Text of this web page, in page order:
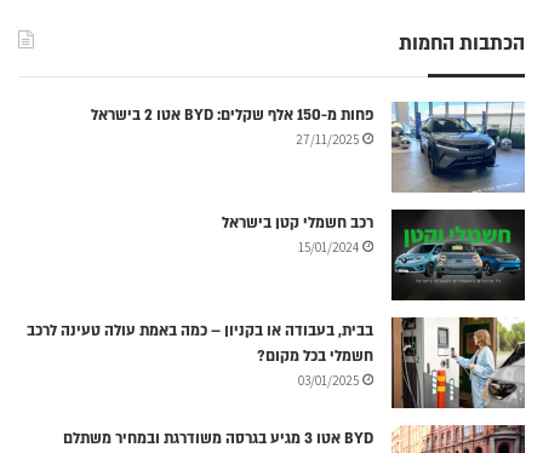
הכתבות החמות
פחות מ-150 אלף שקלים: BYD אטו 2 בישראל
27/11/2025
רכב חשמלי קטן בישראל
15/01/2024
בבית, בעבודה או בקניון – כמה באמת עולה טעינה לרכב
חשמלי בכל מקום?
03/01/2025
BYD אטו 3 מגיע בגרסה משודרגת ובמחיר משתלם